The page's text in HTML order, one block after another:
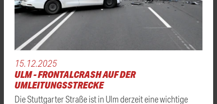
15.12.2025
ULM - FRONTALCRASH AUF DER
UMLEITUNGSSTRECKE
Die Stuttgarter Straße ist in Ulm derzeit eine wichtige